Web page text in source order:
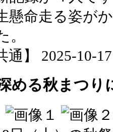
懸命走る姿が
。
通】 2025-10-
める秋まつり